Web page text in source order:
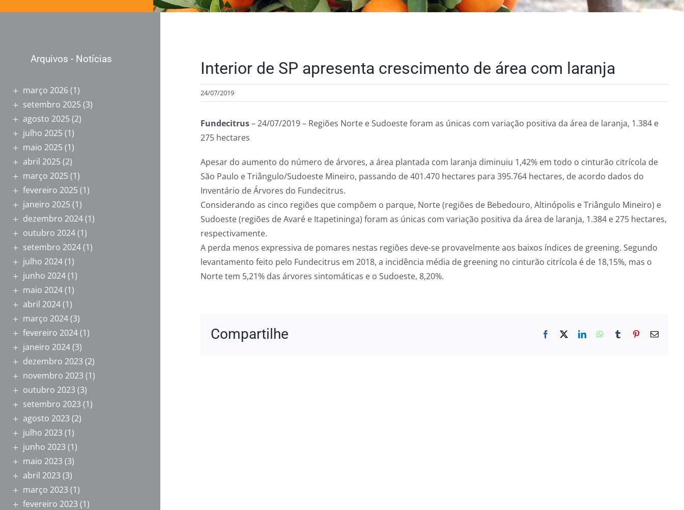
Interior de SP apresenta crescimento de área com laranja
24/07/2019
Fundecitrus– 24/07/2019 – Regiões Norte e Sudoeste foram as únicas com variação positiva da área de laranja, 1.384 e
275 hectares
Apesar do aumento do número de árvores, a área plantada com laranja diminuiu 1,42% em todo o cinturão citrícola de
São Paulo e Triângulo/Sudoeste Mineiro, passando de 401.470 hectares para 395.764 hectares, de acordo dados do
Inventário de Árvores do Fundecitrus.
Considerando as cinco regiões que compõem o parque, Norte (regiões de Bebedouro, Altinópolis e Triângulo Mineiro) e
Sudoeste (regiões de Avaré e Itapetininga) foram as únicas com variação positiva da área de laranja, 1.384 e 275 hectares,
respectivamente.
A perda menos expressiva de pomares nestas regiões deve-se provavelmente aos baixos índices de greening. Segundo
levantamento feito pelo Fundecitrus em 2018, a incidência média de greening no cinturão citrícola é de 18,15%, mas o
Norte tem 5,21% das árvores sintomáticas e o Sudoeste, 8,20%.
Compartilhe Facebook LinkedInWhatsApp
Tumblr Pinterest
E-
Arquivos - Notícias
março 2026(1)
setembro 2025 (3)
agosto 2025 (2)
julho 2025 (1)
maio 2025 (1)
abril 2025 (2)
março 2025 (1)
fevereiro 2025 (1)
janeiro 2025 (1)
dezembro 2024(1)
outubro 2024(1)
setembro 2024(1)
julho 2024(1)
junho 2024(1)
maio 2024(1)
abril 2024(1)
março 2024(3)
fevereiro 2024(1)
janeiro 2024(3)
dezembro 2023 (2)
novembro 2023 (1)
outubro 2023 (3)
setembro 2023 (1)
agosto 2023 (2)
julho 2023 (1)
junho 2023 (1)
maio 2023 (3)
abril 2023 (3)
março 2023 (1)
fevereiro 2023 (1)